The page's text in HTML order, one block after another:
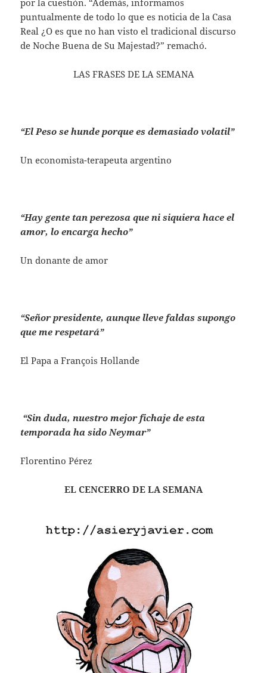
por la cuestión. “Además, informamos
puntualmente de todo lo que es noticia de la Casa
Real ¿O es que no han visto el tradicional discurso
de Noche Buena de Su Majestad?” remachó.
LAS FRASES DE LA SEMANA
“El Peso se hunde porque es demasiado volatil”
Un economista-terapeuta argentino
“Hay gente tan perezosa que ni siquiera hace el
amor, lo encarga hecho”
Un donante de amor
“Señor presidente, aunque lleve faldas supongo
que me respetará”
El Papa a François Hollande
“Sin duda, nuestro mejor fichaje de esta
temporada ha sido Neymar”
Florentino Pérez
EL CENCERRO DE LA SEMANA